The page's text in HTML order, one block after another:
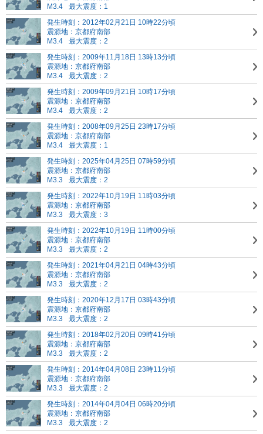
M3.4
最大震度：1
発生時刻：2012年02月21日 10時22分頃
震源地：京都府南部
M3.4
最大震度：2
発生時刻：2009年11月18日 13時13分頃
震源地：京都府南部
M3.4
最大震度：2
発生時刻：2009年09月21日 10時17分頃
震源地：京都府南部
M3.4
最大震度：2
発生時刻：2008年09月25日 23時17分頃
震源地：京都府南部
M3.4
最大震度：1
発生時刻：2025年04月25日 07時59分頃
震源地：京都府南部
M3.3
最大震度：2
発生時刻：2022年10月19日 11時03分頃
震源地：京都府南部
M3.3
最大震度：3
発生時刻：2022年10月19日 11時00分頃
震源地：京都府南部
M3.3
最大震度：2
発生時刻：2021年04月21日 04時43分頃
震源地：京都府南部
M3.3
最大震度：2
発生時刻：2020年12月17日 03時43分頃
震源地：京都府南部
M3.3
最大震度：2
発生時刻：2018年02月20日 09時41分頃
震源地：京都府南部
M3.3
最大震度：2
発生時刻：2014年04月08日 23時11分頃
震源地：京都府南部
M3.3
最大震度：2
発生時刻：2014年04月04日 06時20分頃
震源地：京都府南部
M3.3
最大震度：2